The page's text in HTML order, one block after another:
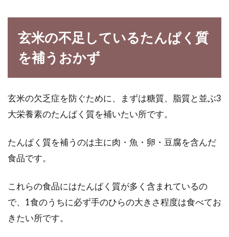
健康食材...
はどれくらい！？
が戦後の一般家庭でした。平成になり非婚化の
玄米の不足しているたんぱく質
を補うおかず
玄米の欠乏症を防ぐために、まずは糖質、脂質と並ぶ3
大栄養素のたんぱく質を補いたい所です。
たんぱく質を補うのは主に肉・魚・卵・豆腐を含んだ
食品です。
これらの食品にはたんぱく質が多く含まれているの
で、1食のうちに必ず手のひらの大きさ程度は食べてお
きたい所です。